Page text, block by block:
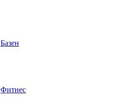
Базен
Фитнес